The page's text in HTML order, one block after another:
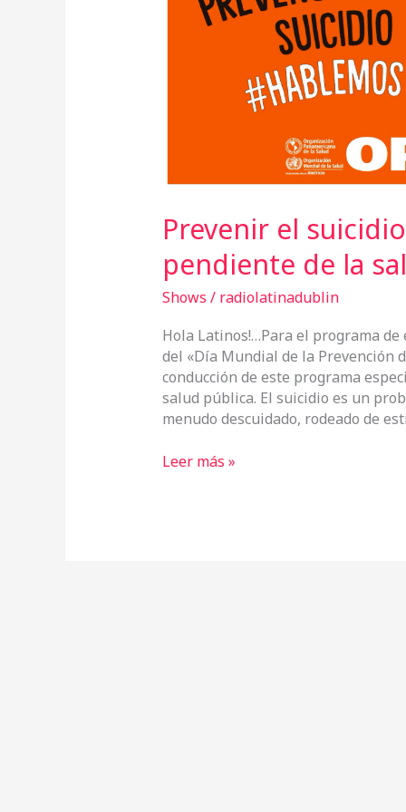
Prevenir el
pendiente de la
Shows / radiolatinadublin
Hola Latinos!…Para el programa
del «Día Mundial de la Prevención
conducción de este programa
salud pública. El suicidio es un
menudo descuidado, rodeado de
pendiente
Leer más »